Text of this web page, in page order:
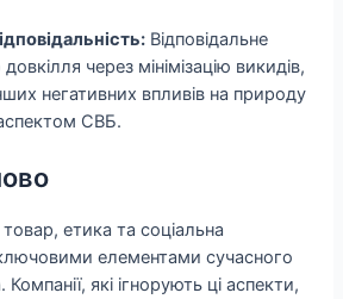
Відповідальне
через мінімізацію викидів,
негативних впливів на природу
СВБ.
товар, етика та соціальна
ключовими елементами сучасного
які ігнорують ці аспекти,